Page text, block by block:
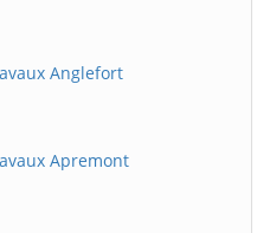
Anglefort
Apremont